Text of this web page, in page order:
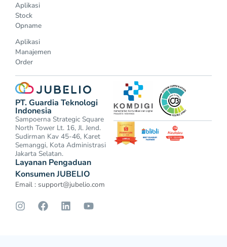
Aplikasi
Stock
Opname
Aplikasi
Manajemen
Order
PT. Guardia Teknologi
Indonesia
Sampoerna Strategic Square
North Tower Lt. 16, Jl. Jend.
Sudirman Kav 45-46, Karet
Semanggi, Kota Administrasi
Jakarta Selatan.
Layanan Pengaduan
Konsumen JUBELIO
Email : support@jubelio.com